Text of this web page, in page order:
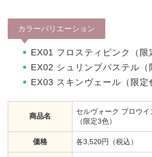
カラーバリエーション
EX01 フロスティピンク（限
EX02 シュリンプパステル（
EX03 スキンヴェール（限定
商品名
セルヴォーク ブロウ
（限定3色）
価格 各3,520円（税込）